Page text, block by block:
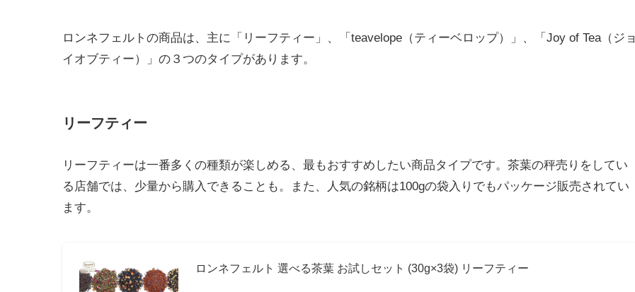
ロンネフェルトの商品は、主に「リーフティー」、「teavelope（ティーベロップ）」、「Joy of Tea（ジョ
イオブティー）」の３つのタイプがあります。
リーフティー
リーフティーは一番多くの種類が楽しめる、最もおすすめしたい商品タイプです。茶葉の秤売りをしてい
る店舗では、少量から購入できることも。また、人気の銘柄は100gの袋入りでもパッケージ販売されてい
ます。
ロンネフェルト 選べる茶葉 お試しセット (30g×3袋) リーフティー